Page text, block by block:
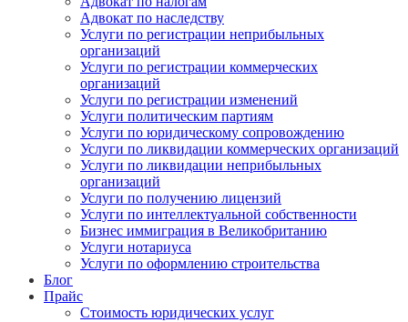
Адвокат по наследству
Услуги по регистрации неприбыльных
организаций
Услуги по регистрации коммерческих
организаций
Услуги по регистрации изменений
Услуги политическим партиям
Услуги по юридическому сопровождению
Услуги по ликвидации коммерческих организаций
Услуги по ликвидации неприбыльных
организаций
Услуги по получению лицензий
Услуги по интеллектуальной собственности
Бизнес иммиграция в Великобританию
Услуги нотариуса
Услуги по оформлению строительства
Блог
Прайс
Стоимость юридических услуг